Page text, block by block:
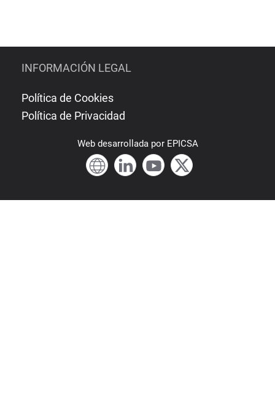
INFORMACIÓN LEGAL
Política de Cookies
Política de Privacidad
Webdesarrollada por EPICSA